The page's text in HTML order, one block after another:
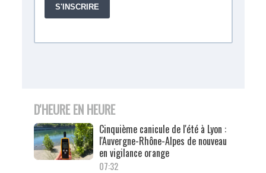
D'HEURE EN HEURE
Cinquième canicule de l'été à Lyon :
l'Auvergne-Rhône-Alpes de nouveau
en vigilance orange
07:32